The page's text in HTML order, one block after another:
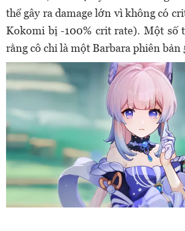
thể gây ra damage lớn vì không có
Kokomi bị -100% crit rate). Một số
rằng cô chỉ là một Barbara phiên bản